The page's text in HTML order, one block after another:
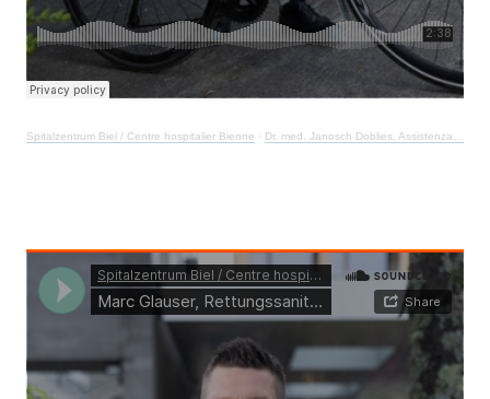
Spitalzentrum Biel / Centre hospitalier Bienne · Dr. med. Janosch Doblies, Assistenzarzt Notfallstation